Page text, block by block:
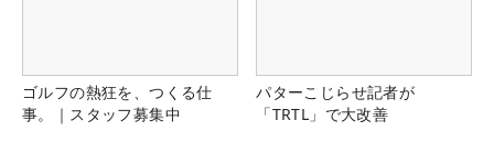
ゴルフの熱狂を、つくる仕
事。｜スタッフ募集中
パターこじらせ記者が
「TRTL」で大改善